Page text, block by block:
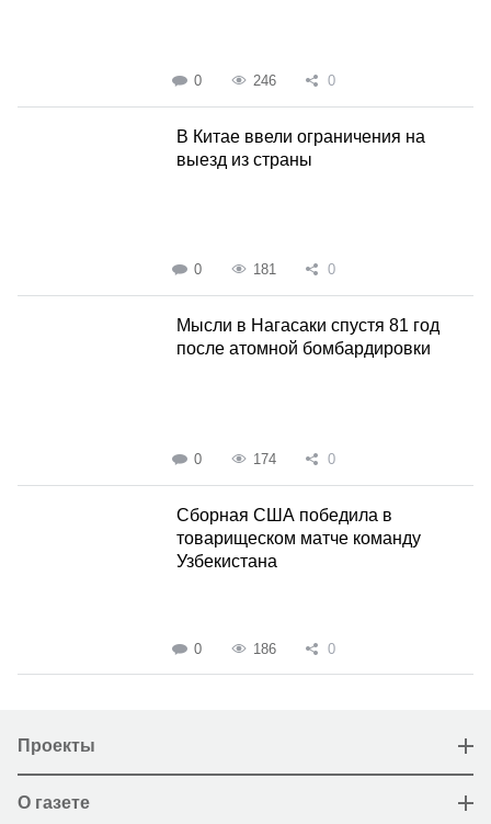
0 246 0
В Китае ввели ограничения на
выезд из страны
0 181 0
Мысли в Нагасаки спустя 81 год
после атомной бомбардировки
0 174 0
Сборная США победила в
товарищеском матче команду
Узбекистана
0 186 0
Проекты
О газете